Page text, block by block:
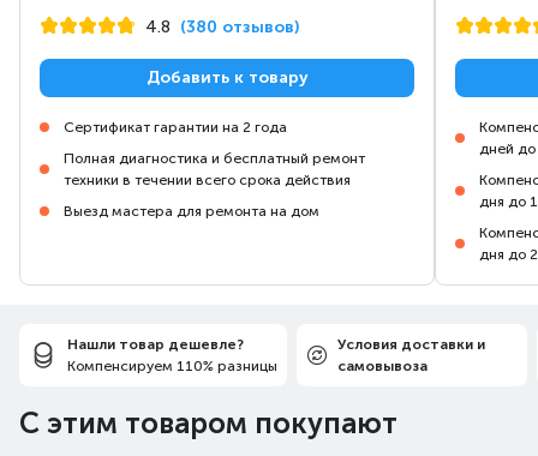
4.8 (380 отзывов)
Добавить к товару
Сертификат гарантии на 2 года
Полная диагностика и бесплатный ремонт
техники в течении всего срока действия
Выезд мастера для ремонта на дом
дней до
дня до
дня до
Нашли товар дешевле?
Компенсируем 110% разницы
Условия доставки и
самовывоза
С этим товаром покупают